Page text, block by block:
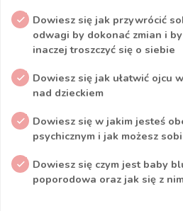
Dowiesz się jak przywrócić
odwagi by dokonać zmian i
inaczej troszczyć się o siebie
Dowiesz się jak ułatwić ojcu
nad dzieckiem
Dowiesz się w jakim jesteś
psychicznym i jak możesz
Dowiesz się czym jest baby
poporodowa oraz jak się z